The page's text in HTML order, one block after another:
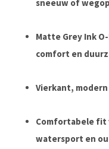
sneeuw of
Matte Grey Ink
comfort en
Vierkant,
Comfortabele
watersport en